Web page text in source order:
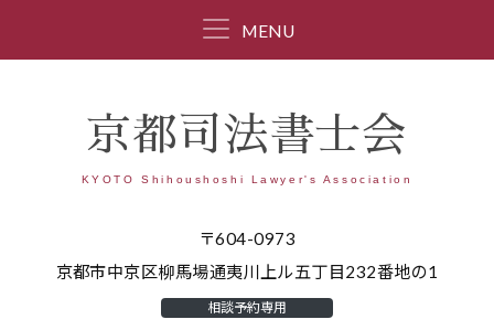
MENU
京都司法書士会
KYOTO Shihoushoshi Lawyer's Association
〒604-0973
京都市中京区柳馬場通夷川上ル五丁目232番地の1
相談予約専用